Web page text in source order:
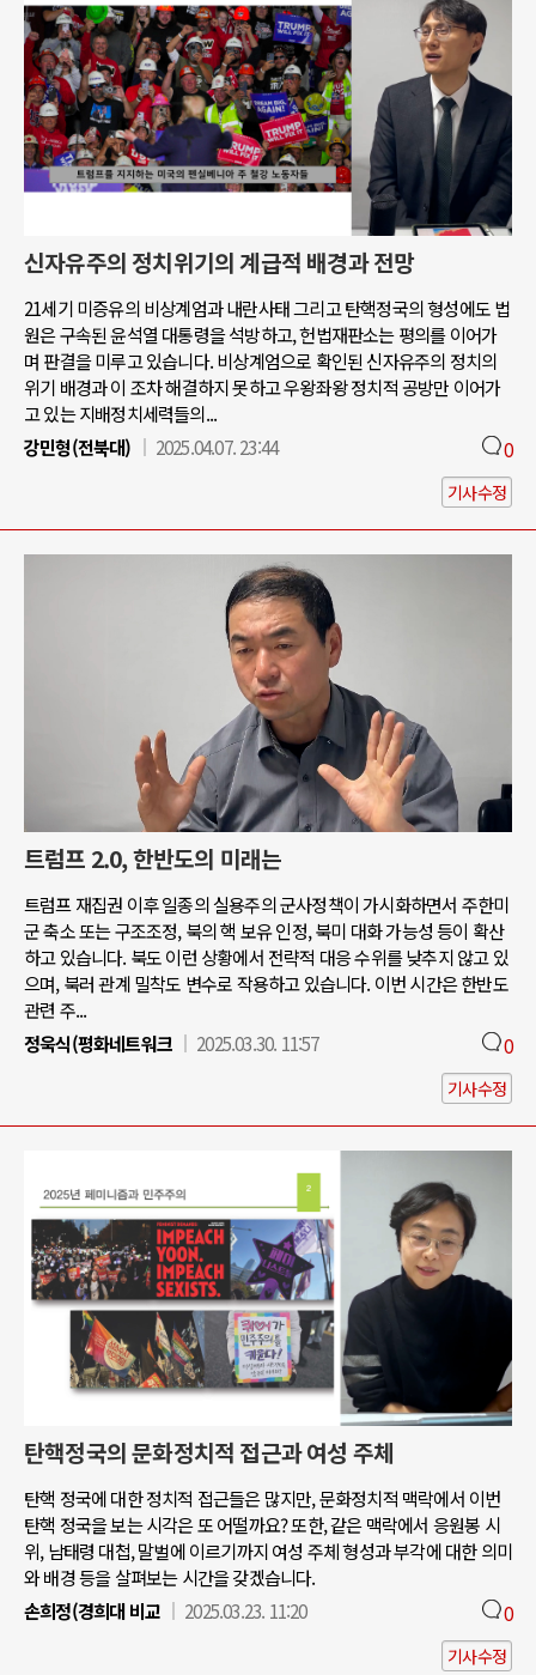
신자유주의 정치위기의 계급적 배경과 전망
21세기 미증유의 비상계엄과 내란사태 그리고 탄핵정국의 형성에도 법
원은 구속된 윤석열 대통령을 석방하고, 헌법재판소는 평의를 이어가
며 판결을 미루고 있습니다. 비상계엄으로 확인된 신자유주의 정치의
위기 배경과 이 조차 해결하지 못하고 우왕좌왕 정치적 공방만 이어가
고 있는 지배정치세력들의...
강민형(전북대)
2025.04.07. 23:44 0
기사수정
트럼프 2.0, 한반도의 미래는
트럼프 재집권 이후 일종의 실용주의 군사정책이 가시화하면서 주한미
군 축소 또는 구조조정, 북의 핵 보유 인정, 북미 대화 가능성 등이 확산
하고 있습니다. 북도 이런 상황에서 전략적 대응 수위를 낮추지 않고 있
으며, 북러 관계 밀착도 변수로 작용하고 있습니다. 이번 시간은 한반도
관련 주...
정욱식(평화네트워크
2025.03.30. 11:57 0
기사수정
탄핵정국의 문화정치적 접근과 여성 주체
탄핵 정국에 대한 정치적 접근들은 많지만, 문화정치적 맥락에서 이번
탄핵 정국을 보는 시각은 또 어떨까요? 또한, 같은 맥락에서 응원봉 시
위, 남태령 대첩, 말벌에 이르기까지 여성 주체 형성과 부각에 대한 의미
와 배경 등을 살펴보는 시간을 갖겠습니다.
손희정(경희대 비교
2025.03.23. 11:20 0
기사수정